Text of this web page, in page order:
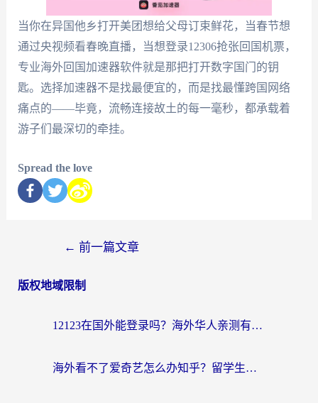
当你在异国他乡打开美团想给父母订束鲜花，当春节想
通过央视频看春晚直播，当想登录12306抢张回国机票，
专业海外回国加速器软件就是那把打开数字国门的钥
匙。选择加速器不是找最便宜的，而是找最懂跨国网络
痛点的——毕竟，流畅连接故土的每一毫秒，都承载着
游子们最深切的牵挂。
Spread the love
← 前一篇文章
版权地域限制
12123在国外能登录吗？海外华人亲测有效的回国加速器选择指南
海外看不了爱奇艺怎么办知乎？留学生亲测有效的回国加速方案